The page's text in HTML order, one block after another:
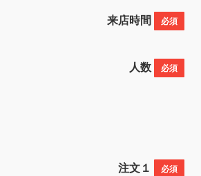
来店時間 必須
人数 必須
注文１ 必須